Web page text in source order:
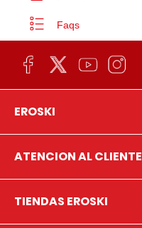
Faqs
EROSKI
ATENCION AL CLIENTE
TIENDAS EROSKI